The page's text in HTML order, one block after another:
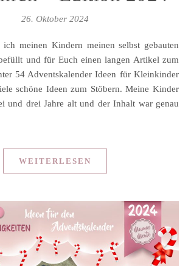
26. Oktober 2024
und für Euch einen langen Artikel zum
54 Adventskalender Ideen für Kleinkinder
schöne Ideen zum Stöbern. Meine Kinder
und drei Jahre alt und der Inhalt war genau
WEITERLESEN